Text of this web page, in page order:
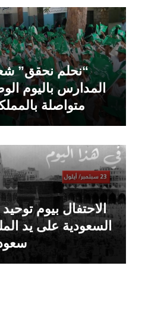
“نحلم نحقق”
المدارس باليوم
متواصلة
الاحتفال بيوم
السعودية على يد